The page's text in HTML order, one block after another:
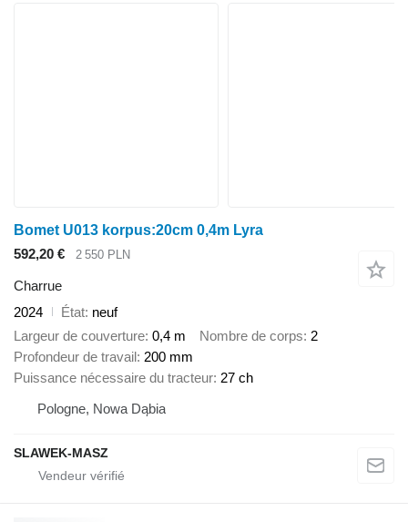
Bomet U013 korpus:20cm 0,4m Lyra
592,20 €
2 550 PLN
Charrue
2024
État neuf
Largeur de couverture 0,4 m Nombre de corps 2
Profondeur de travail 200 mm
Puissance nécessaire du tracteur 27 ch
Pologne, Nowa Dąbia
SLAWEK-MASZ